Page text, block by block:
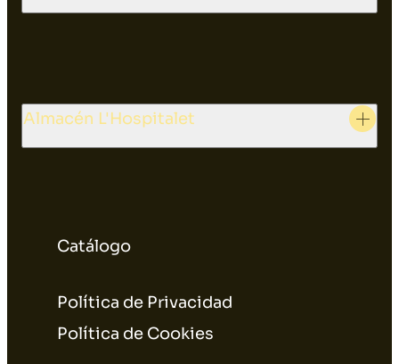
Catálogo
Política de Privacidad
Política de Cookies
Almacén L'Hospitalet